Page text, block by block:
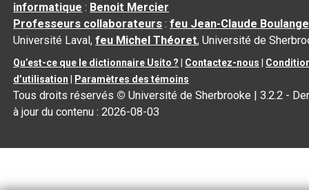
informatique : Benoit Mercier
Professeurs collaborateurs :feu Jean-Claude
Université Laval,feu Michel Théoret, Université de
Qu’est-ce que le dictionnaire Usito ? Contactez-nous
d’utilisation
Paramètres des témoins
Tous droits réservés © Université de Sherbrooke |3.2.2 -
à jour du contenu :2026-08-03